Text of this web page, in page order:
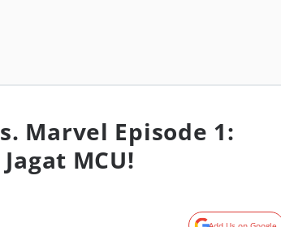
Marvel Episode 1:
MCU!